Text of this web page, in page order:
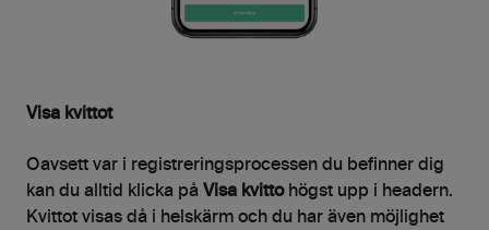
Visa kvittot
Oavsett var i registreringsprocessen du befinner dig
kan du alltid klicka på Visa kvittohögst upp i headern.
Kvittot visas då i helskärm och du har även möjlighet